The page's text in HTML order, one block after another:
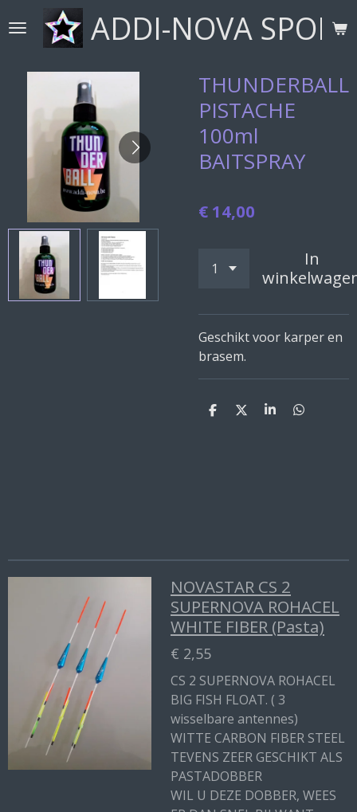
direct
hoofdinhoud
ADDI-NOVA
THUNDERBALL
PISTACHE
100ml
BAITSPRAY
€ 14,00
In
Geschikt voor karper en
brasem.
D
D
S
D
NOVASTAR CS 2
SUPERNOVA ROHACEL
WHITE FIBER (Pasta)
€ 2,55
CS 2 SUPERNOVA ROHACEL
BIG FISH FLOAT. ( 3
wisselbare antennes)
WITTE CARBON FIBER STEEL
TEVENS ZEER GESCHIKT ALS
PASTADOBBER
WIL U DEZE DOBBER, WEES